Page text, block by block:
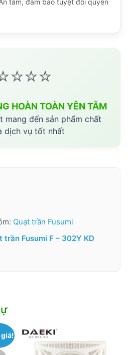
HOÀN TOÀN YÊN TÂM
mang đến sản phẩm chất
dịch vụ tốt nhất
Quạt trần Fusumi
trần Fusumi F – 302Y KD
giá!